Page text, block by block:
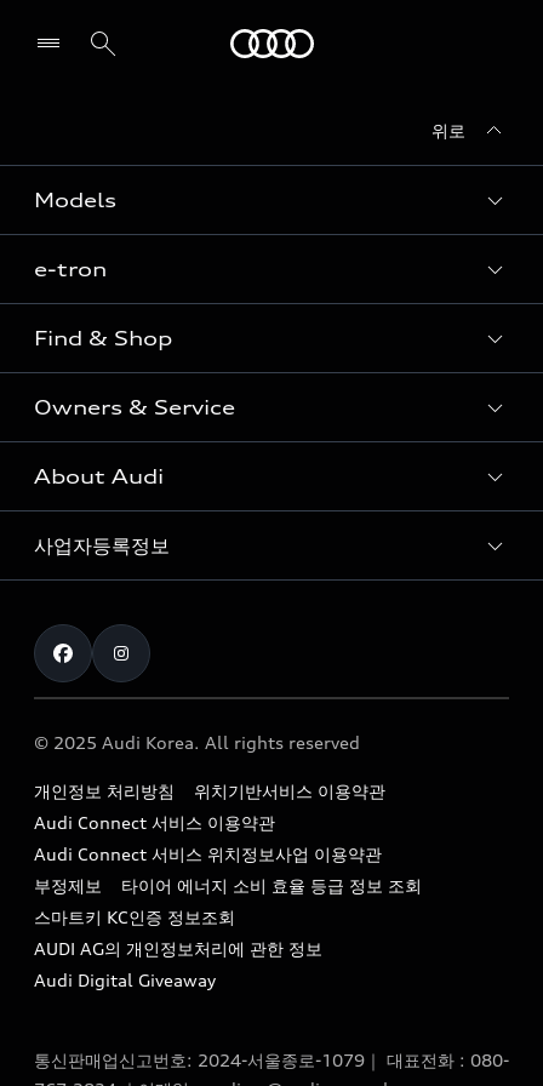
위로
Models
Sedan
SUV
Coupe
S range
e-tron
e-tron
Find & Shop
전시장/AAP 전시장/AS센터
아우디 신차 재고
아우디 모델 비교하기
아우디 공식 인증 중고차
The new Audi A6 Taste Drive 이벤트
Owners & Service
고객안내
Audi Connect
myAudiworld
내비게이션 데이터 다운로드
아우디 영상 매뉴얼
서비스 센터
서비스 프로그램
아우디 e-tron 케어 프로그램
사설수리업체를 위한 권고사항
About Audi
아우디 브랜드
Formula 1
Audi Story
아우디코리아 소식
아우디코리아 소개
아우디 스토리
아우디 브랜드 히스토리
quattro 시스템
사업자등록정보
통신판매업신고번호 : 2024-서울종로-1079
대표자명 : 틸 셰어
딩)
이메일 : audi_m@audi-ccc.co.kr
© 2025 Audi Korea. All rights reserved
개인정보 처리방침
위치기반서비스 이용약관
Audi Connect 서비스 이용약관
Audi Connect 서비스 위치정보사업 이용약관
부정제보
타이어 에너지 소비 효율 등급 정보 조회
스마트키 KC인증 정보조회
AUDI AG의 개인정보처리에 관한 정보
Audi Digital Giveaway
통신판매업신고번호: 2024-서울종로-1079｜ 대표전화 : 080-